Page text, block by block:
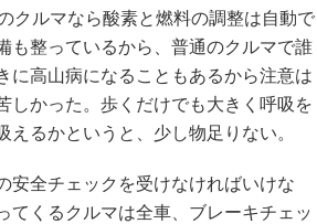
クルマなら酸素と燃料の調整は自動で
も整っているから、普通のクルマで誰
に高山病になることもあるから注意は
しかった。歩くだけでも大きく呼吸を
るかというと、少し物足りない。
全チェックを受けなければいけな
てくるクルマは全車、ブレーキチェッ